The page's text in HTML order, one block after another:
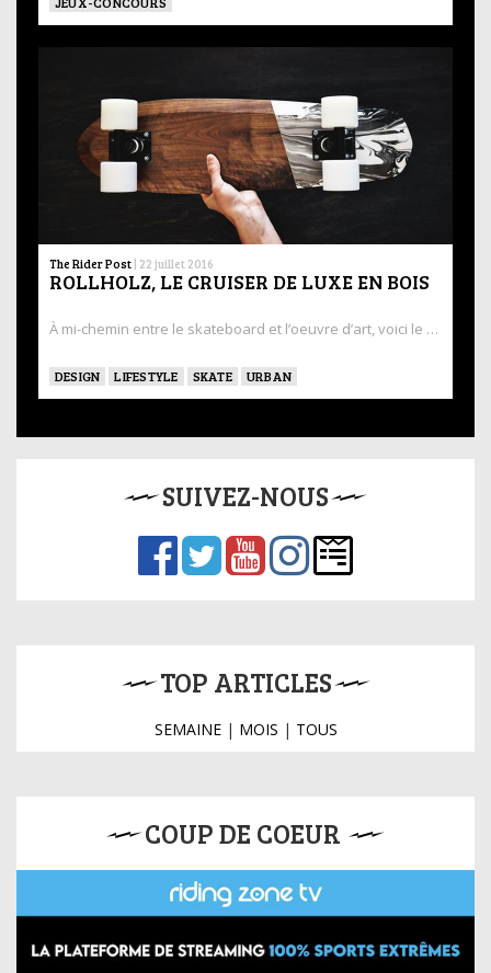
The Rider Post | 22 juillet 2016
ROLLHOLZ, LE CRUISER DE LUXE EN BOIS
À mi-chemin entre le skateboard et l’oeuvre d’art, voici le …
DESIGN LIFESTYLE SKATE URBAN
SUIVEZ-NOUS
TOP ARTICLES
SEMAINE| MOIS | TOUS
COUP DE COEUR